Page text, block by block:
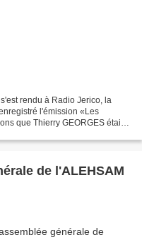
rendu à Radio Jerico, la
l'émission «Les
que Thierry GEORGES était
de l'ALEHSAM